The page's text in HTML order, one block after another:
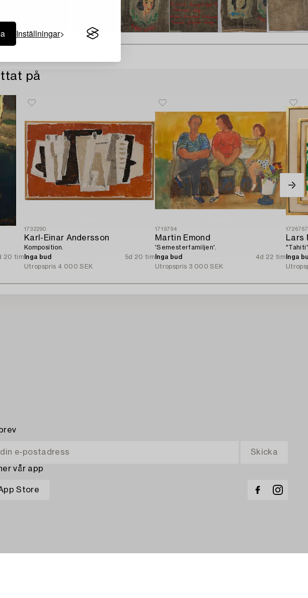
Inställningar
på
20 tim
1732290
Karl-Einar Andersson
Komposition.
Inga bud
5d 20 tim
Utropspris 4 000 SEK
1719794
Martin Emond
'Semesterfamiljen'.
Inga bud
4d 22 tim
Utropspris 3 000 SEK
Lars
Inga
vår app
Store